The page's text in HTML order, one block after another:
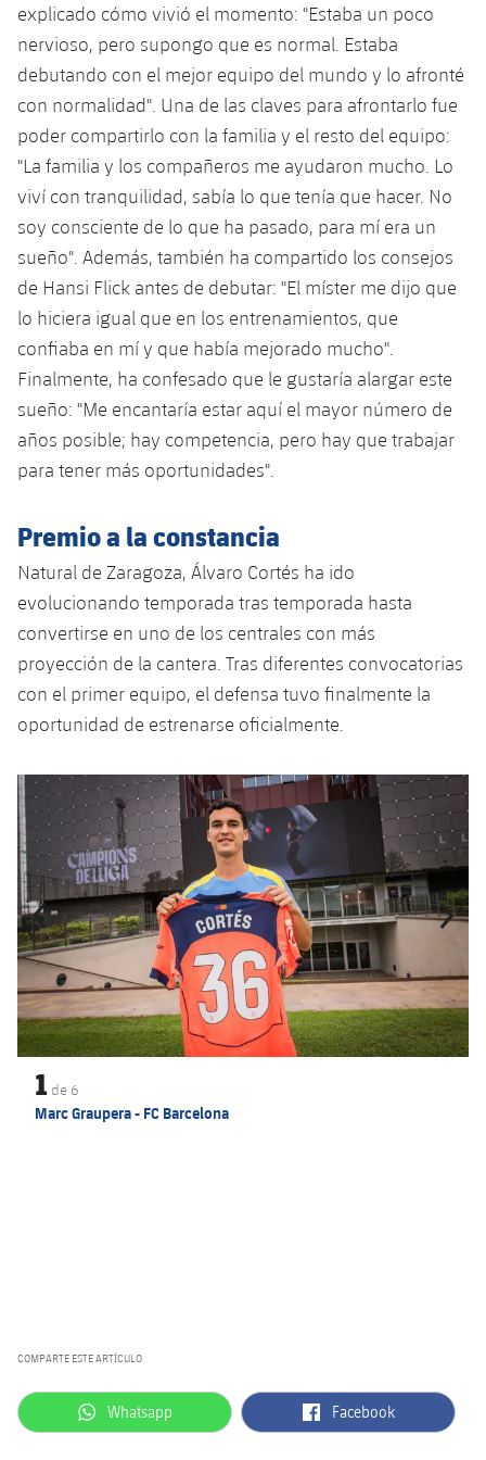
Jugadores
Fotos
Palmarés
Clasificaciones
Juvenil
Infantil
Alevín
Atletismo
plusicon
más
Actualidad
Masculino
Femenino
Agenda
Baloncesto en silla de ruedas
plusicon
más
Actualidad
Jugadores
Calendario
Resultados
Clasificaciones
Hockey sobre hielo
plusicon
más
Actualidad
Jugadores
Calendario
Resultados
Clasificaciones
Hockey hierba
plusicon
más
Noticias
Hockey Hierba Masculino
Hockey Hierba Femenino
Patinaje artístico
plusicon
más
Actualidad
Plantilla
Agenda
Escuela de Patinaje
Rugby
plusicon
más
Actualidad
Calendario
Resultados
Clasificaciones
Fotos
Voleibol
plusicon
más
Voleibol masculino
Voleibol femenino
plusicon
más
Apúntate a las amateurs
Carnet de las Secciones Amateurs
PLUSICON
MÁS
League of Legends
VALORANT Rising
eFootball
explicado cómo vivió el momento: "Estaba un poco
nervioso, pero supongo que es normal. Estaba
debutando con el mejor equipo del mundo y lo afronté
con normalidad". Una de las claves para afrontarlo fue
poder compartirlo con la familia y el resto del equipo:
"La familia y los compañeros me ayudaron mucho. Lo
viví con tranquilidad, sabía lo que tenía que hacer. No
soy consciente de lo que ha pasado, para mí era un
sueño". Además, también ha compartido los consejos
de Hansi Flick antes de debutar: "El míster me dijo que
lo hiciera igual que en los entrenamientos, que
confiaba en mí y que había mejorado mucho".
Finalmente, ha confesado que le gustaría alargar este
sueño: "Me encantaría estar aquí el mayor número de
años posible; hay competencia, pero hay que trabajar
para tener más oportunidades".
Premio a la constancia
Natural de Zaragoza, Álvaro Cortés ha ido
evolucionando temporada tras temporada hasta
convertirse en uno de los centrales con más
proyección de la cantera. Tras diferentes convocatorias
con el primer equipo, el defensa tuvo finalmente la
oportunidad de estrenarse oficialmente.
Anterior
label.aria.chevronleft Siguiente
1 de 6
Marc Graupera - FC Barcelona
COMPARTE ESTE ARTÍCULO
label.aria.whatsapp
Whatsapp label.aria.facebook
Facebook